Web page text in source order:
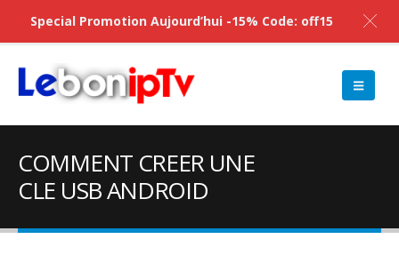
COMMENT CREER UNE
CLE USB ANDROID
Special Promotion Aujourd’hui -15% Code: off15